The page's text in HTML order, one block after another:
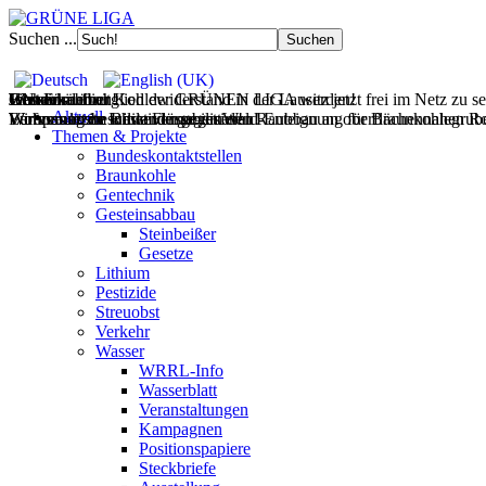
Suchen ...
Filmdoku über Kohlewiderstand in der Lausitz jetzt frei im Netz zu
Gesteinsabbau
Wir vernetzen Initiativen gegen den Raubbau an oberflächennahen
Wasser
Europas letzte wilde Flüsse retten!
Wohnen
Wohnraum im Bestand mobilisieren!
UNverkäuflich!
Verfassungsbeschwerde gegen Wald-Enteignung für
Jetzt Fördermitglied der GRÜNEN LIGA werden!
Aktuell
Themen & Projekte
Bundeskontaktstellen
Braunkohle
Gentechnik
Gesteinsabbau
Steinbeißer
Gesetze
Lithium
Pestizide
Streuobst
Verkehr
Wasser
WRRL-Info
Wasserblatt
Veranstaltungen
Kampagnen
Positionspapiere
Steckbriefe